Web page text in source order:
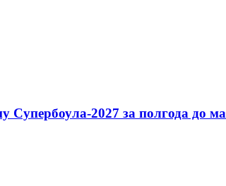
Супербоула-2027 за полгода до